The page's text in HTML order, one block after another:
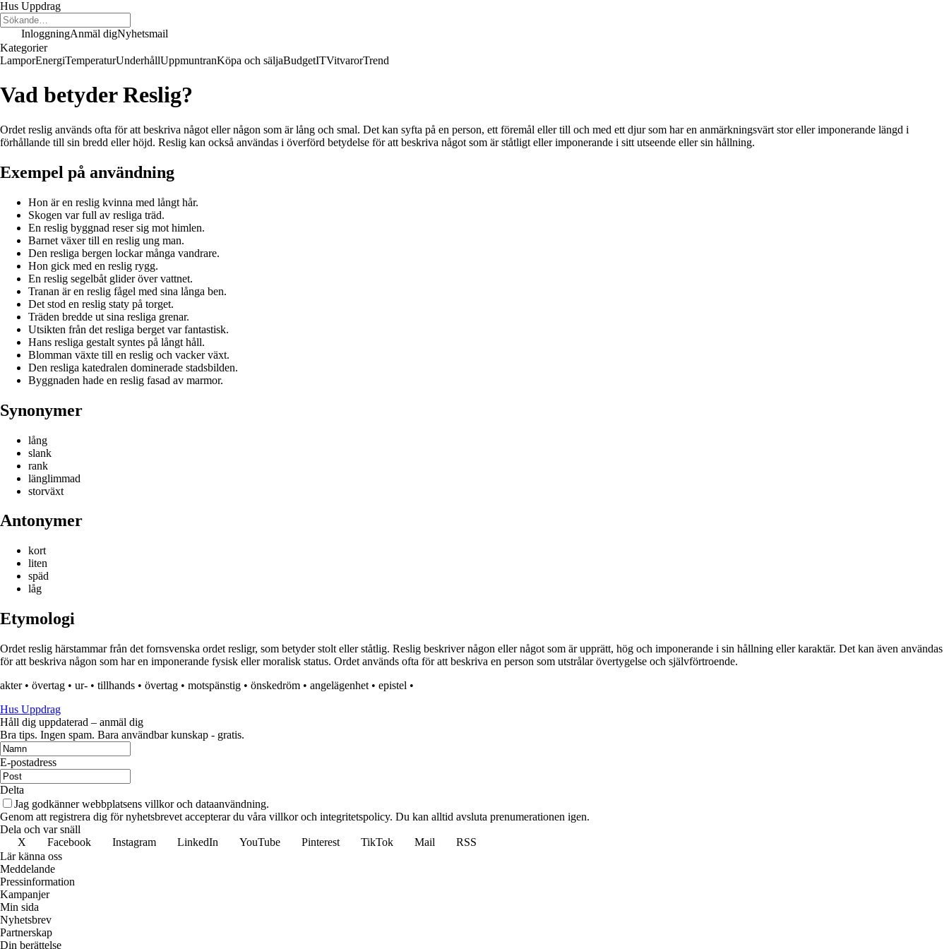
Hus Uppdrag
InloggningAnmäl digNyhetsmail
Kategorier
LamporEnergiTemperaturUnderhållUppmuntranKöpa och säljaBudgetITVitvarorTrend
Vad betyder Reslig?
Ordet reslig används ofta för att beskriva något eller någon som är lång och smal. Det kan syfta på en person, ett föremål eller till och med ett djur som har en anmärkningsvärt stor eller imponerande längd i
förhållande till sin bredd eller höjd. Reslig kan också användas i överförd betydelse för att beskriva något som är ståtligt eller imponerande i sitt utseende eller sin hållning.
Exempel på användning
Hon är en reslig kvinna med långt hår.
Skogen var full av resliga träd.
En reslig byggnad reser sig mot himlen.
Barnet växer till en reslig ung man.
Den resliga bergen lockar många vandrare.
Hon gick med en reslig rygg.
En reslig segelbåt glider över vattnet.
Tranan är en reslig fågel med sina långa ben.
Det stod en reslig staty på torget.
Träden bredde ut sina resliga grenar.
Utsikten från det resliga berget var fantastisk.
Hans resliga gestalt syntes på långt håll.
Blomman växte till en reslig och vacker växt.
Den resliga katedralen dominerade stadsbilden.
Byggnaden hade en reslig fasad av marmor.
Synonymer
lång
slank
rank
länglimmad
storväxt
Antonymer
kort
liten
späd
låg
Etymologi
Ordet reslig härstammar från det fornsvenska ordet resligr, som betyder stolt eller ståtlig. Reslig beskriver någon eller något som är upprätt, hög och imponerande i sin hållning eller karaktär. Det kan även användas
för att beskriva någon som har en imponerande fysisk eller moralisk status. Ordet används ofta för att beskriva en person som utstrålar övertygelse och självförtroende.
akter• övertag • ur- • tillhands • övertag • motspänstig • önskedröm • angelägenhet • epistel •
Hus Uppdrag
Håll dig uppdaterad – anmäl dig
Bra tips. Ingen spam. Bara användbar kunskap - gratis.
E-postadress
Delta
Jag godkänner webbplatsens villkor och dataanvändning.
Genom att registrera dig för nyhetsbrevet accepterar du våra villkor och integritetspolicy. Du kan alltid avsluta prenumerationen igen.
Dela och var snäll
X
Facebook Instagram LinkedIn YouTube Pinterest TikTok Mail
RSS
Lär känna oss
Meddelande
Pressinformation
Kampanjer
Min sida
Nyhetsbrev
Partnerskap
Din berättelse